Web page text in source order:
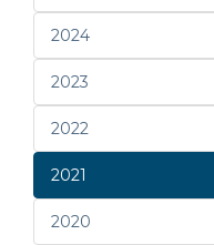
2024
2023
2022
2021
2020